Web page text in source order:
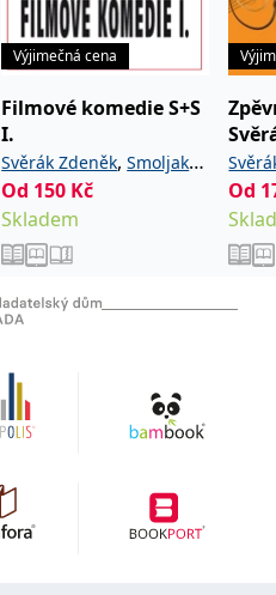
Výjimečná cena
Filmové komedie S+S
I.
Svěrák Zdeněk,Smoljak
Ladislav
Od 150 Kč
Skladem
Uhlíř
Od